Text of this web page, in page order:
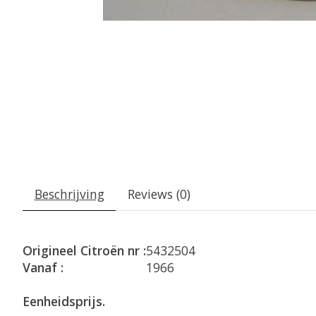
Beschrijving Reviews (0)
Origineel Citroën nr :5432504
Vanaf :
1966
Eenheidsprijs.